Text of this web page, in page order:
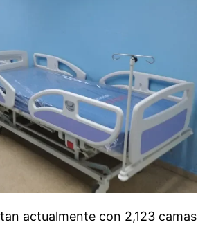
actualmente con 2,123 camas